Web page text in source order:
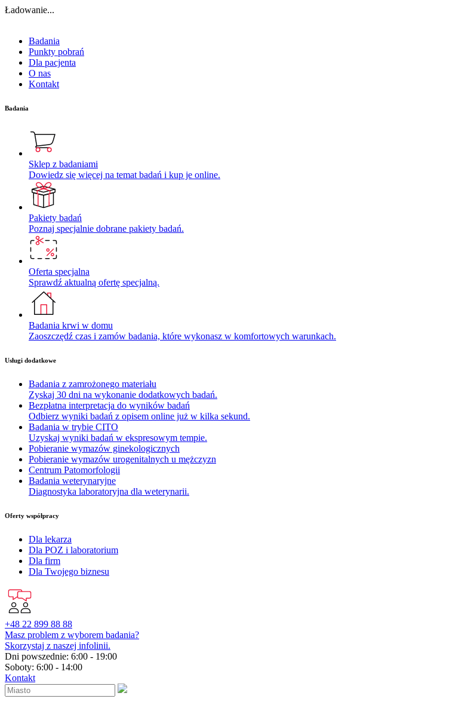
Ładowanie...
Badania
Punkty pobrań
Dla pacjenta
O nas
Kontakt
Badania
Sklep z badaniami
Dowiedz się więcej na temat badań i kup je online.
Pakiety badań
Poznaj specjalnie dobrane pakiety badań.
Oferta specjalna
Sprawdź aktualną ofertę specjalną.
Badania krwi w domu
Zaoszczędź czas i zamów badania, które wykonasz w komfortowych warunkach.
Usługi dodatkowe
Badania z zamrożonego materiału
Zyskaj 30 dni na wykonanie dodatkowych badań.
Bezpłatna interpretacja do wyników badań
Odbierz wyniki badań z opisem online już w kilka sekund.
Badania w trybie CITO
Uzyskaj wyniki badań w ekspresowym tempie.
Pobieranie wymazów ginekologicznych
Pobieranie wymazów urogenitalnych u mężczyzn
Centrum Patomorfologii
Badania weterynaryjne
Diagnostyka laboratoryjna dla weterynarii.
Oferty współpracy
Dla lekarza
Dla POZ i laboratorium
Dla firm
Dla Twojego biznesu
+48 22 899 88 88
Masz problem z wyborem badania?
Skorzystaj z naszej infolinii.
Dni powszednie: 6:00 - 19:00
Soboty: 6:00 - 14:00
Kontakt